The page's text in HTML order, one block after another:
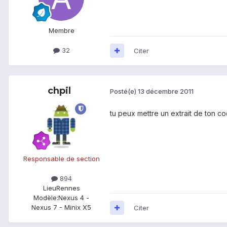
Membre
32 Citer
chpil
Responsable de section
894
LieuRennes
Modèle:Nexus 4 -
Nexus 7 - Minix X5
Posté(e) 13 décembre 2011
tu peux mettre un extrait de ton
Citer